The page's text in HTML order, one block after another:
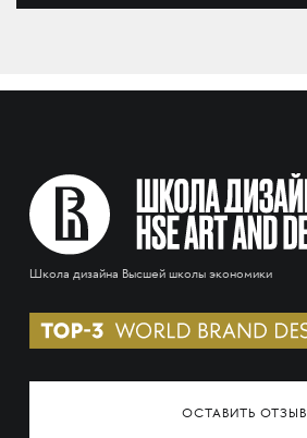
Школа дизайна Высшей школы экономики
ОСТАВИТЬ ОТЗЫВ